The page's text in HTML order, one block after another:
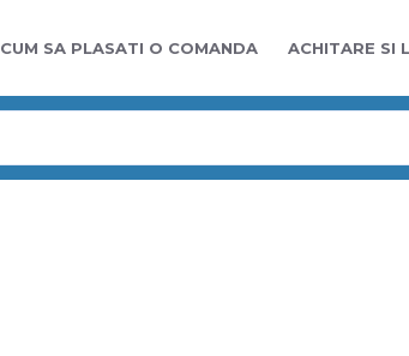
CUM SA PLASATI O COMANDA ACHITARE SI